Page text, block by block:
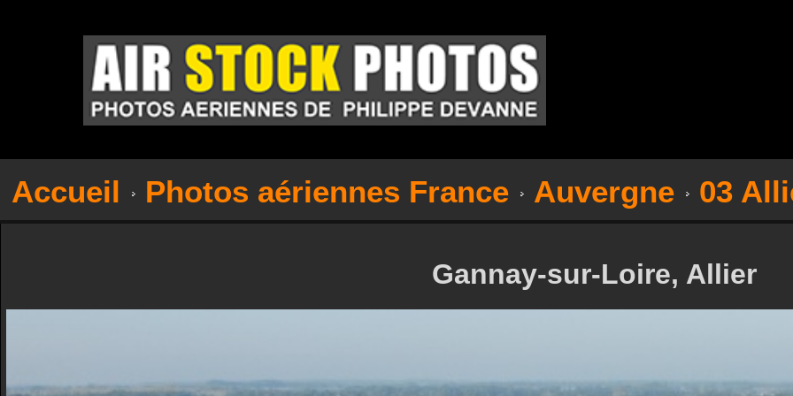
Accueil Photos aériennes France Auvergne 03
Gannay-sur-Loire, Allier